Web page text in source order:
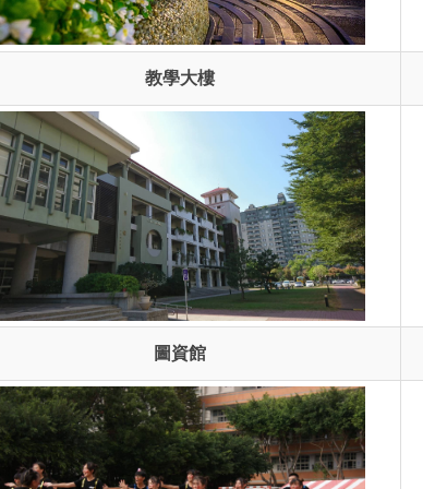
教學大樓
圖資館